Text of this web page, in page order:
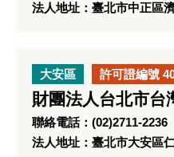
法人地址：臺北市中正區
大安區 許可證編號
財團法人台北市台
聯絡電話：(02)2711-2236
法人地址：臺北市大安區